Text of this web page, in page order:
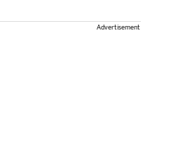
Advertisement